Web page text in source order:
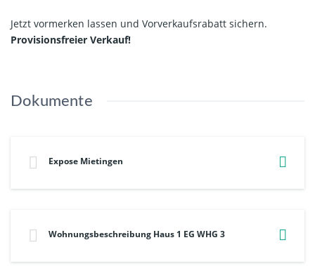
Jetzt vormerken lassen und Vorverkaufsrabatt sichern.
Provisionsfreier Verkauf!
Dokumente
Expose Mietingen
Wohnungsbeschreibung Haus 1 EG WHG 3